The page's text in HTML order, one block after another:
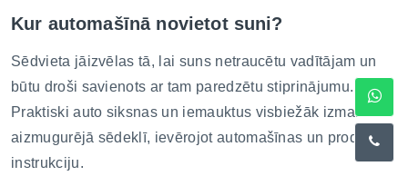
Kur automašīnā novietot suni?
Sēdvieta jāizvēlas tā, lai suns netraucētu vadītājam un
būtu droši savienots ar tam paredzētu stiprinājumu.
Praktiski auto siksnas un iemauktus visbiežāk izmanto
aizmugurējā sēdeklī, ievērojot automašīnas un produkta
instrukciju.